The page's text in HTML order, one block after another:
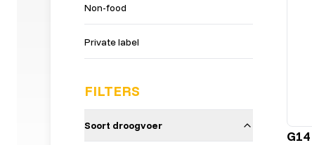
Non-food
Private label
FILTERS
Soort droogvoer